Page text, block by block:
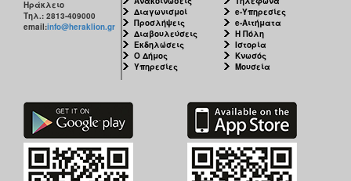
Ηράκλειο
Τηλ.: 2813-409000
email:info@heraklion.gr
Διαγωνισμοί
Προσλήψεις
Διαβουλεύσεις
Εκδηλώσεις
Ο Δήμος
Υπηρεσίες
e-Υπηρεσίες
e-Αιτήματα
Η Πόλη
Ιστορία
Κνωσός
Μουσεία